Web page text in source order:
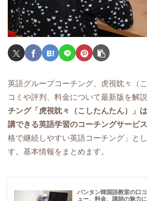
英語グループコーチング、虎視眈々（
コミや評判、料金について最新版を解説
チング「虎視眈々（こしたんたん）」
講できる英語学習のコーチングサービス
格で継続しやすい英語コーチング」と
す。基本情報をまとめます。
バンタン韓国語教室の口
ュー、料金、講師の魅力